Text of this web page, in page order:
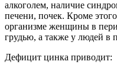
алкоголем, наличие
печени, почек. Кроме
организме женщины в
грудью, а также у людей в
Дефицит цинка приводит: